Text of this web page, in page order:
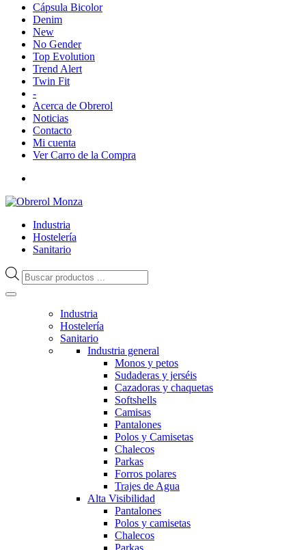
Cápsula Bicolor
Denim
New
No Gender
Top Evolution
Trend Alert
Twin Fit
-
Acerca de Obrerol
Noticias
Contacto
Mi cuenta
Ver Carro de la Compra
Industria
Hostelería
Sanitario
Búsqueda
de
Industria
Hostelería
Sanitario
Industria general
Monos y petos
Sudaderas y jerséis
Cazadoras y chaquetas
Softshells
Camisas
Pantalones
Polos y Camisetas
Chalecos
Parkas
Forros polares
Trajes de Agua
Alta Visibilidad
Pantalones
Polos y camisetas
Chalecos
Parkas